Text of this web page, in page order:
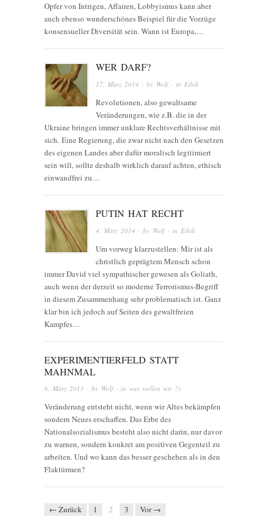
Opfer von Intrigen, Affairen, Lobbyismus kann aber
auch ebenso wunderschönes Beispiel für die Vorzüge
konsensueller Diversität sein. Wann ist Europa,…
WER DARF?
17. März 2014 · by Wolf· in Ethik
Revolutionen, also gewaltsame
Veränderungen, wie z.B. die in der
Ukraine bringen immer unklare Rechtsverhältnisse mit
sich. Eine Regierung, die zwar nicht nach den Gesetzen
des eigenen Landes aber dafür moralisch legitimiert
sein will, sollte deshalb wirklich darauf achten, ethisch
einwandfrei zu…
PUTIN HAT RECHT
4. März 2014 · by Wolf· in Ethik
Um vorweg klarzustellen: Mir ist als
christlich geprägtem Mensch schon
immer David viel sympathischer gewesen als Goliath,
auch wenn der derzeit so moderne Terrorismus-Begriff
in diesem Zusammenhang sehr problematisch ist. Ganz
klar bin ich jedoch auf Seiten des gewaltfreien
Kampfes…
EXPERIMENTIERFELD STATT
MAHNMAL
8. März 2013 · by Wolf· in was wollen wir ?)
Veränderung entsteht nicht, wenn wir Altes bekämpfen
sondern Neues erschaffen. Das Erbe des
Nationalsozialismus besteht also nicht darin, nur davor
zu warnen, sondern konkret am positiven Gegenteil zu
arbeiten. Und wo kann das besser geschehen als in den
Flaktürmen?
← Zurück 1 2 3 Vor →